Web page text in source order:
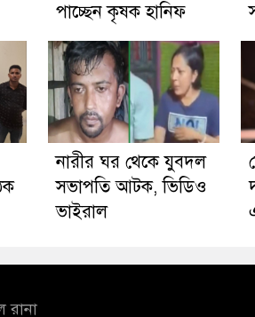
পাচ্ছেন কৃষক হানিফ
নারীর ঘর থেকে যুবদল
সভাপতি আটক, ভিডিও
ভাইরাল
রানা